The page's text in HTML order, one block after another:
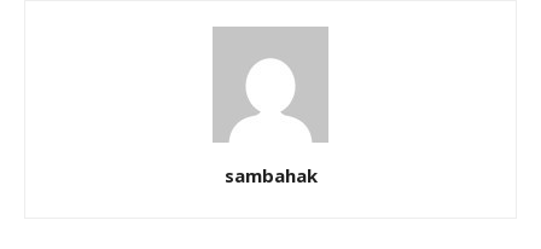
sambahak